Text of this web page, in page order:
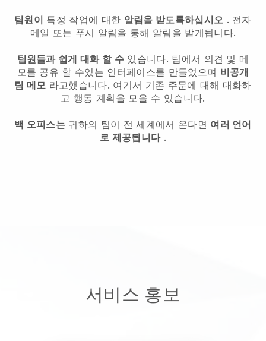
팀원이 특정 작업에 대한 알림을 받도록하십시오 . 전자
메일 또는 푸시 알림을 통해 알림을 받게됩니다.
팀원들과 쉽게 대화 할 수 있습니다. 팀에서 의견 및 메
모를 공유 할 수있는 인터페이스를 만들었으며 비공개
팀 메모 라고했습니다. 여기서 기존 주문에 대해 대화하
고 행동 계획을 모을 수 있습니다.
백 오피스는 귀하의 팀이 전 세계에서 온다면 여러 언어
로 제공됩니다.
서비스 홍보